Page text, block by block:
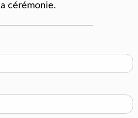
la cérémonie.